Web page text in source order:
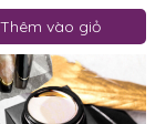
Thêm vào giỏ